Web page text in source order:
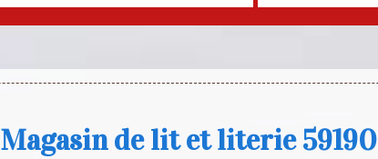
Magasin de lit et literie 59190